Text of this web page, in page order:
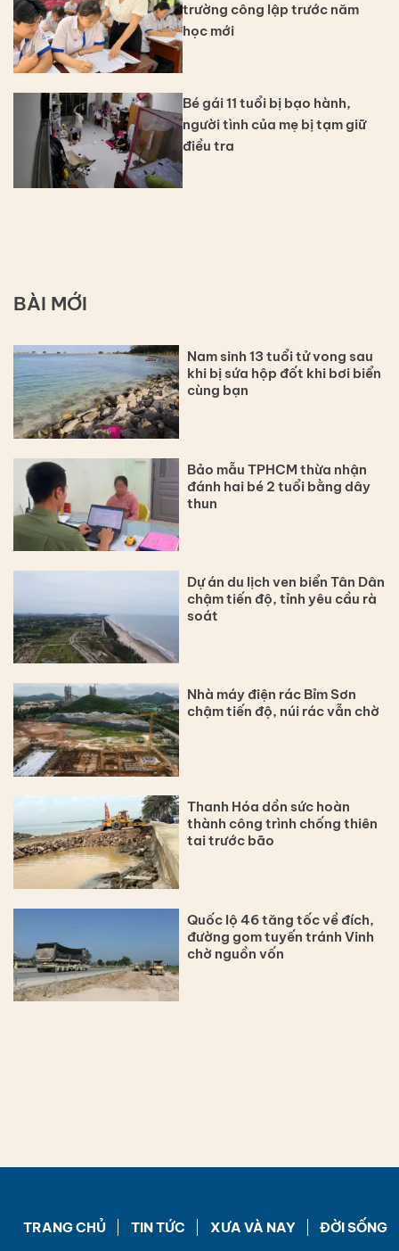
trường công lập trước năm
học mới
Bé gái 11 tuổi bị bạo hành,
người tình của mẹ bị tạm giữ
điều tra
BÀI MỚI
Nam sinh 13 tuổi tử vong sau
khi bị sứa hộp đốt khi bơi biển
cùng bạn
Bảo mẫu TPHCM thừa nhận
đánh hai bé 2 tuổi bằng dây
thun
Dự án du lịch ven biển Tân Dân
chậm tiến độ, tỉnh yêu cầu rà
soát
Nhà máy điện rác Bỉm Sơn
chậm tiến độ, núi rác vẫn chờ
Thanh Hóa dồn sức hoàn
thành công trình chống thiên
tai trước bão
Quốc lộ 46 tăng tốc về đích,
đường gom tuyến tránh Vinh
chờ nguồn vốn
TRANG CHỦ TIN TỨC XƯA VÀ NAY ĐỜI SỐNG